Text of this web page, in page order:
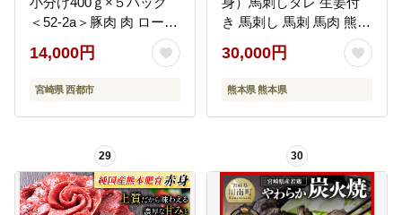
＜52-2a＞豚肉 肉 ロース
スライス 小分け 大容量
宮崎県西都市 豚しゃぶ
すき焼き
14,000円
宮崎県 西都市
き 馬刺し 馬刺 馬肉 熊本
30,000円
熊本県 熊本県
29 30